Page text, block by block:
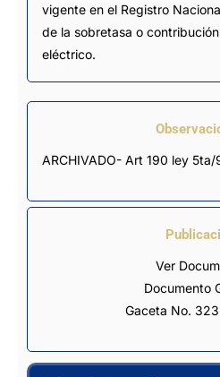
vigente en el Registro
de la sobretasa o
eléctrico.
ARCHIVADO- Art 190 ley 5ta/
Ver
Documento
Gaceta No.